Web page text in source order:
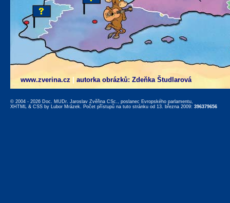
www.zverina.cz autorka obrázků: Zdeňka Študlarová
© 2004 - 2026 Doc. MUDr. Jaroslav Zvěřina CSc., poslanec Evropského parlamentu,
XHTML & CSS by Lubor Mrázek. Počet přístupů na tuto stránku od 13. března 2009: 396379656